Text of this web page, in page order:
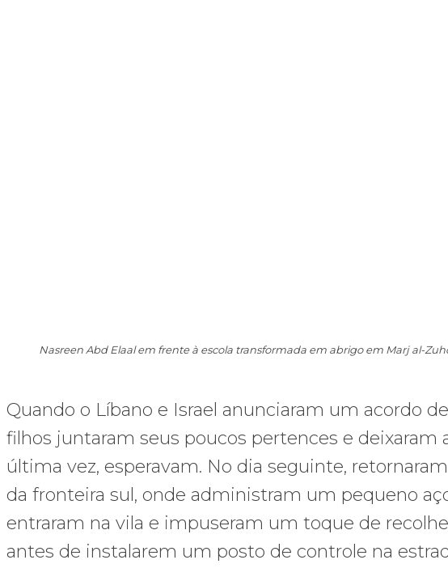
Nasreen Abd Elaal em frente à escola transformada em abrigo em Marj al-
Quando o Líbano e Israel anunciaram um acordo
filhos juntaram seus poucos pertences e
última vez, esperavam. No dia seguinte,
da fronteira sul, onde administram um pequeno
entraram na vila e impuseram um toque de
antes de instalarem um posto de controle na